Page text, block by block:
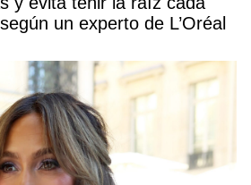
un experto de L’Oréal